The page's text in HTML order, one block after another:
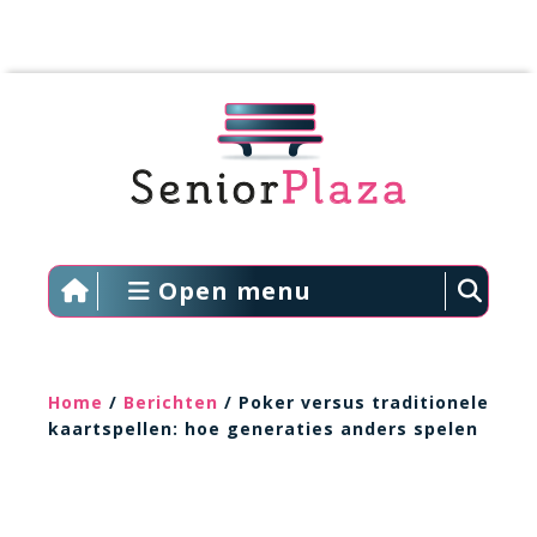
Open menu
Home / Berichten / Poker versus traditionele
kaartspellen: hoe generaties anders spelen